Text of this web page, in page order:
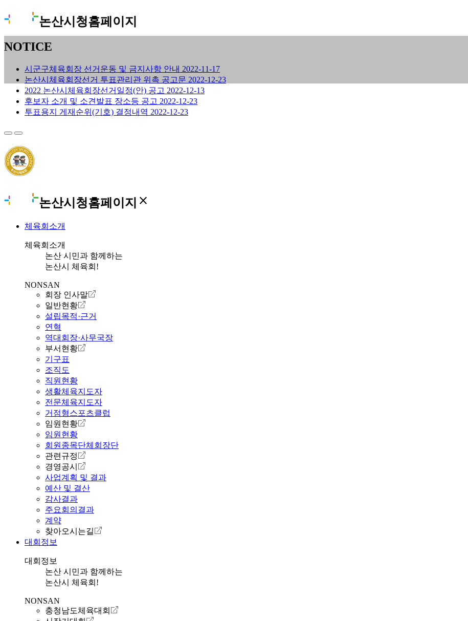
논산시청홈페이지
NOTICE
시군구체육회장 선거운동 및 금지사항 안내 2022-11-17
논산시체육회장선거 투표관리관 위촉 공고문 2022-12-23
2022 논산시체육회장선거일정(안) 공고 2022-12-13
후보자 소개 및 소견발표 장소등 공고 2022-12-23
투표용지 게재순위(기호) 결정내역 2022-12-23
논산시청홈페이지 close
체육회소개
체육회소개
논산 시민과 함께하는
논산시 체육회!
NONSAN
회장 인사말
일반현황
설립목적·근거
연혁
역대회장·사무국장
부서현황
기구표
조직도
직원현황
생활체육지도자
전문체육지도자
거점형스포츠클럽
임원현황
임원현황
회원종목단체회장단
관련규정
경영공시
사업계획 및 결과
예산 및 결산
감사결과
주요회의결과
계약
찾아오시는길
대회정보
대회정보
논산 시민과 함께하는
논산시 체육회!
NONSAN
충청남도체육대회